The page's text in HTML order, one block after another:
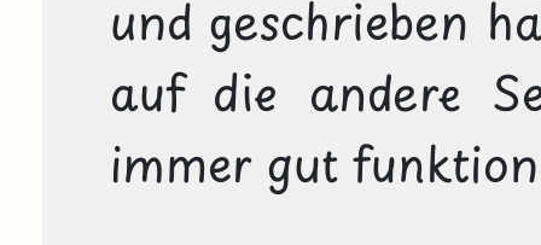
und geschrieben
auf die andere
immer gut